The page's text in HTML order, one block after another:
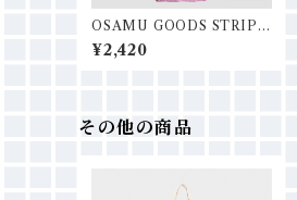
OSAMU GOODS STRIPE
CROWN ショッピングバッ
グ
¥2,420
その他の商品